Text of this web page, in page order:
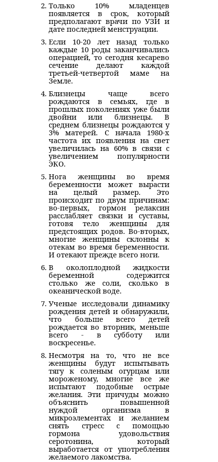
Только 10% младенцев
появляется в срок, который
предполагают врачи по УЗИ и
дате последней менструации.
Если 10-20 лет назад только
каждые 10 роды заканчивались
операцией, то сегодня кесарево
сечение делают каждой
третьей-четвертой маме на
Земле.
Близнецы чаще всего
рождаются в семьях, где в
прошлых поколениях уже были
двойни или близнецы. В
среднем близнецы рождаются у
3% матерей. С начала 1980-х
частота их появления на свет
увеличилась на 60% в связи с
увеличением популярности
ЭКО.
Нога женщины во время
беременности может вырасти
на целый размер. Это
происходит по двум причинам:
во-первых, гормон релаксин
расслабляет связки и суставы,
готовя тело женщины для
предстоящих родов. Во-вторых,
многие женщины склонны к
отекам во время беременности.
И отекают прежде всего ноги.
В околоплодной жидкости
беременной содержится
столько же соли, сколько в
океанической воде.
Ученые исследовали динамику
рождения детей и обнаружили,
что больше всего детей
рождается во вторник, меньше
всего - в субботу или
воскресенье.
Несмотря на то, что не все
женщины будут испытывать
тягу к соленым огурцам или
мороженому, многие все же
испытают подобные острые
желания. Эти причуды можно
объяснить повышенной
нуждой организма в
микроэлементах и желанием
снять стресс с помощью
гормона удовольствия
серотонина, который
выработается от употребления
желаемого лакомства.